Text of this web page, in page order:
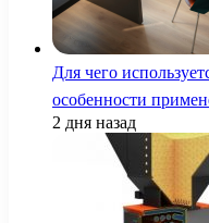
Для чего
особенности
2 дня назад